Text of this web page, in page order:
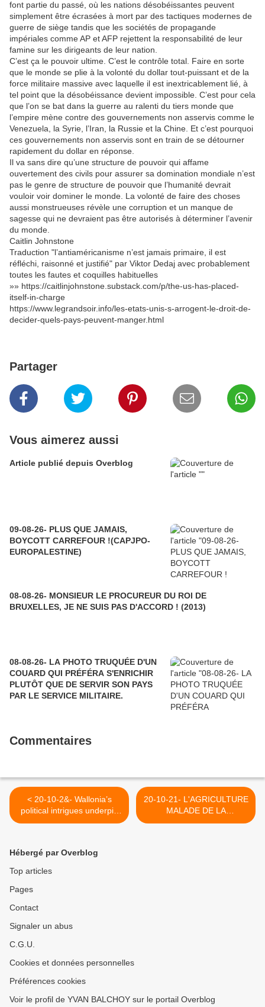
font partie du passé, où les nations désobéissantes peuvent
simplement être écrasées à mort par des tactiques modernes de
guerre de siège tandis que les sociétés de propagande
impériales comme AP et AFP rejettent la responsabilité de leur
famine sur les dirigeants de leur nation.
C’est ça le pouvoir ultime. C’est le contrôle total. Faire en sorte
que le monde se plie à la volonté du dollar tout-puissant et de la
force militaire massive avec laquelle il est inextricablement lié, à
tel point que la désobéissance devient impossible. C’est pour cela
que l’on se bat dans la guerre au ralenti du tiers monde que
l’empire mène contre des gouvernements non asservis comme le
Venezuela, la Syrie, l’Iran, la Russie et la Chine. Et c’est pourquoi
ces gouvernements non asservis sont en train de se détourner
rapidement du dollar en réponse.
Il va sans dire qu’une structure de pouvoir qui affame
ouvertement des civils pour assurer sa domination mondiale n’est
pas le genre de structure de pouvoir que l’humanité devrait
vouloir voir dominer le monde. La volonté de faire des choses
aussi monstrueuses révèle une corruption et un manque de
sagesse qui ne devraient pas être autorisés à déterminer l’avenir
du monde.
Caitlin Johnstone
Traduction "l’antiaméricanisme n’est jamais primaire, il est
réfléchi, raisonné et justifié" par Viktor Dedaj avec probablement
toutes les fautes et coquilles habituelles
»» https://caitlinjohnstone.substack.com/p/the-us-has-placed-
itself-in-charge
https://www.legrandsoir.info/les-etats-unis-s-arrogent-le-droit-de-
decider-quels-pays-peuvent-manger.html
Partager
Vous aimerez aussi
Article publié depuis Overblog
09-08-26- PLUS QUE JAMAIS,
BOYCOTT CARREFOUR !(CAPJPO-
EUROPALESTINE)
08-08-26- MONSIEUR LE PROCUREUR DU ROI DE
BRUXELLES, JE NE SUIS PAS D'ACCORD ! (2013)
08-08-26- LA PHOTO TRUQUÉE D'UN
COUARD QUI PRÉFÉRA S'ENRICHIR
PLUTÔT QUE DE SERVIR SON PAYS
PAR LE SERVICE MILITAIRE.
Commentaires
< 20-10-2&- Wallonia’s
political intrigues underpin
EU-Canada pact travails
20-10-21- L'AGRICULTURE
MALADE DE LA
TECHNOLOGIE >
Hébergé par Overblog
Top articles
Pages
Contact
Signaler un abus
C.G.U.
Cookies et données personnelles
Préférences cookies
Voir le profil de YVAN BALCHOY sur le portail Overblog